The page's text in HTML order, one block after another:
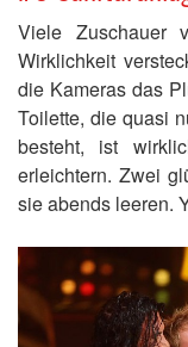
Viele Zuschauer
Wirklichkeit
die Kameras das
Toilette, die quasi
besteht, ist
erleichtern. Zwei
sie abends leeren.